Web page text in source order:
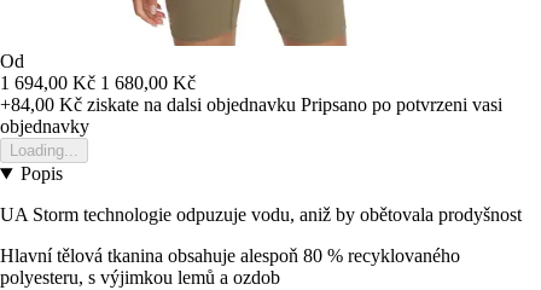
Od
1 694,00 Kč 1 680,00 Kč
+84,00 Kč ziskate na dalsi objednavku Pripsano po potvrzeni vasi
objednavky
Loading...
Popis
UA Storm technologie odpuzuje vodu, aniž by obětovala prodyšnost
Hlavní tělová tkanina obsahuje alespoň 80 % recyklovaného
polyesteru, s výjimkou lemů a ozdob